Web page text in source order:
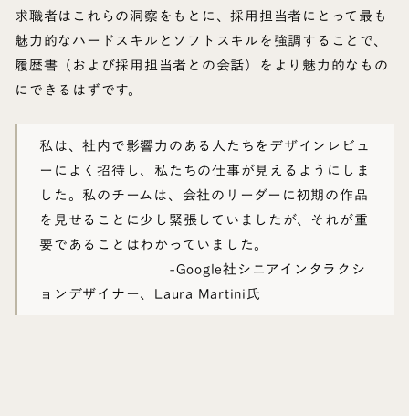
求職者はこれらの洞察をもとに、採用担当者にとって最も
魅力的なハードスキルとソフトスキルを強調することで、
履歴書（および採用担当者との会話）をより魅力的なもの
にできるはずです。
私は、社内で影響力のある人たちをデザインレビュ
ーによく招待し、私たちの仕事が見えるようにしま
した。私のチームは、会社のリーダーに初期の作品
を見せることに少し緊張していましたが、それが重
要であることはわかっていました。
-Google社シニアインタラクシ
ョンデザイナー、Laura Martini氏